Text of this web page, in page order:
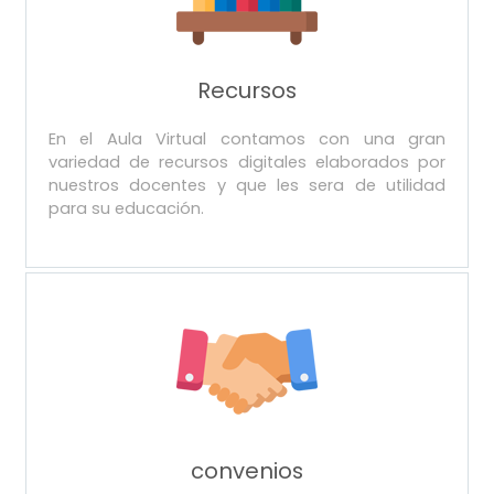
Recursos
En el Aula Virtual contamos con una gran
variedad de recursos digitales elaborados por
nuestros docentes y que les sera de utilidad
para su educación.
convenios